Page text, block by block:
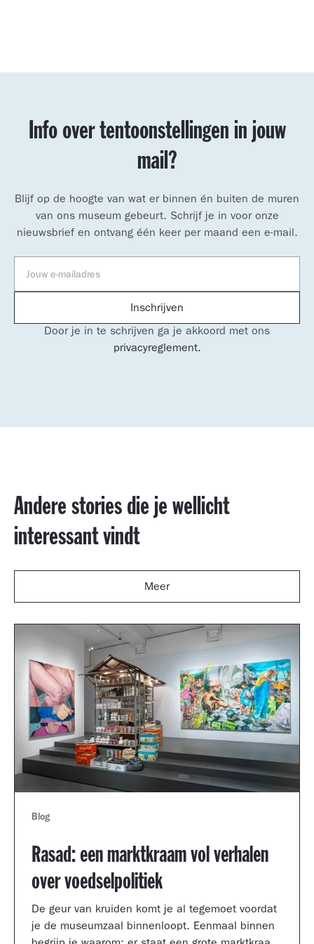
Info over tentoonstellingen in jouw
mail?
Blijf op de hoogte van wat er binnen én buiten de muren
van ons museum gebeurt. Schrijf je in voor onze
nieuwsbrief en ontvang één keer per maand een e-mail.
Door je in te schrijven ga je akkoord met ons
privacyreglement.
Andere stories die je wellicht
interessant vindt
Meer
Blog
Rasad: een marktkraam vol verhalen
over voedselpolitiek
De geur van kruiden komt je al tegemoet voordat
je de museumzaal binnenloopt. Eenmaal binnen